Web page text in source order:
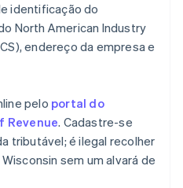
identificação do
North American Industry
endereço da empresa e
pelo portal do
Revenue. Cadastre-se
tributável; é ilegal recolher
sem um alvará de